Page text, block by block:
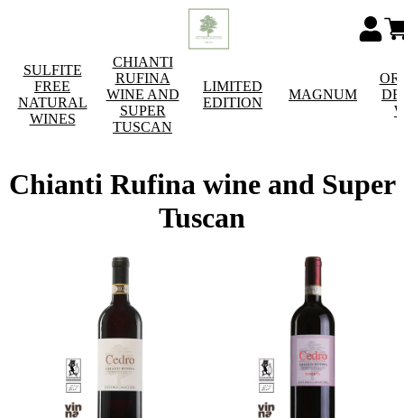
SULFITE
FREE
NATURAL
WINES
CHIANTI
RUFINA
WINE AND
SUPER
TUSCAN
LIMITED
EDITION
MAGNUM
Chianti Rufina wine and Super
Tuscan